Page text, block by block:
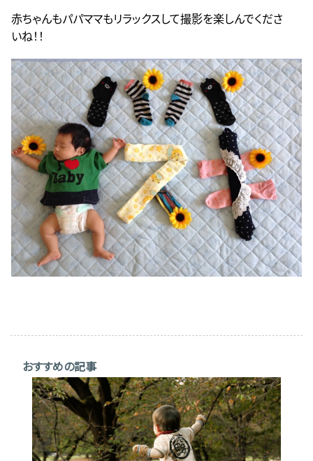
赤ちゃんもパパママもリラックスして撮影を楽しんでくださ
いね！！
おすすめの記事